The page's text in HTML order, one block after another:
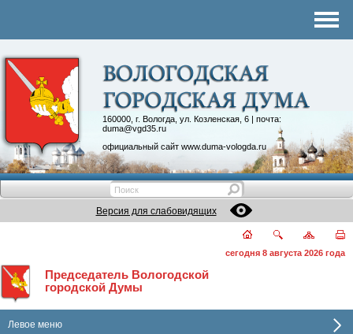
160000, г. Вологда, ул. Козленская, 6 | почта:
duma@vgd35.ru
официальный сайт www.duma-vologda.ru
Контакты
Депутатские объединения
Версия для слабовидящих
сегодня 8 августа 2026 года
Председатель Вологодской
городской Думы
Левое меню